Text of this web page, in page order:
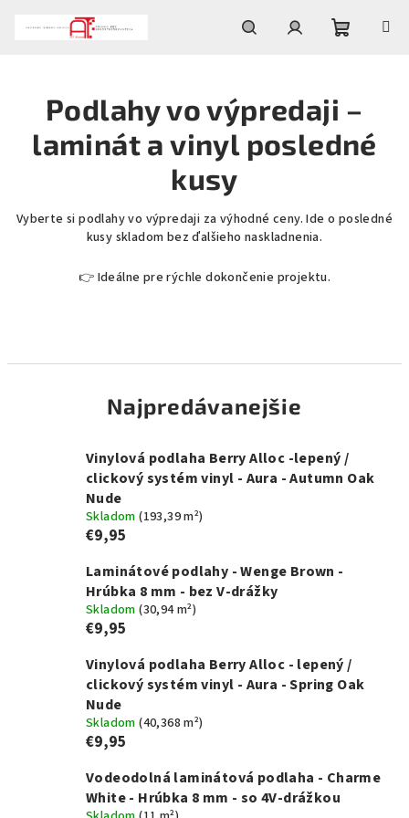
košík
Podlahy vo výpredaji –
laminát a vinyl posledné
kusy
Vyberte si podlahy vo výpredaji za výhodné ceny. Ide o posledné
kusy skladom bez ďalšieho naskladnenia.
👉 Ideálne pre rýchle dokončenie projektu.
Najpredávanejšie
Vinylová podlaha Berry Alloc -lepený /
clickový systém vinyl - Aura - Autumn Oak
Nude
Skladom(193,39 m²)
€9,95
Laminátové podlahy - Wenge Brown -
Hrúbka 8 mm - bez V-drážky
Skladom(30,94 m²)
€9,95
Vinylová podlaha Berry Alloc - lepený /
clickový systém vinyl - Aura - Spring Oak
Nude
Skladom(40,368 m²)
€9,95
Vodeodolná laminátová podlaha - Charme
White - Hrúbka 8 mm - so 4V-drážkou